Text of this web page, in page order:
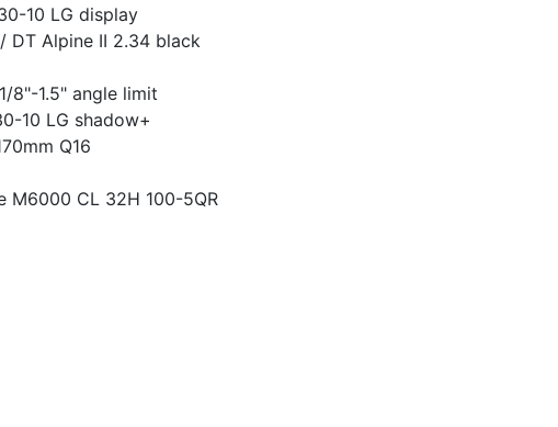
10 LG display
DT Alpine II 2.34 black
8"-1.5" angle limit
10 LG shadow+
Q16
M6000 CL 32H 100-5QR